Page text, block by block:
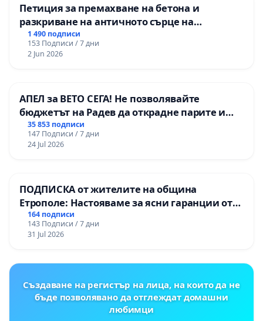
Петиция за премахване на бетона и
разкриване на античното сърце на
Могиланската могила във Враца
1 490 подписи
153 Подписи / 7 дни
2 Jun 2026
АПЕЛ за ВЕТО СЕГА! Не позволявайте
бюджетът на Радев да открадне парите и
правата ни в тъмното
35 853 подписи
147 Подписи / 7 дни
24 Jul 2026
ПОДПИСКА от жителите на община
Етрополе: Настояваме за ясни гаранции от
“Елаците-МЕД” АД и от държавата, че ще се
изпълнят всички екологични норми!
164 подписи
143 Подписи / 7 дни
31 Jul 2026
Създаване на регистър на лица, на които да не
бъде позволявано да отглеждат домашни
любимци